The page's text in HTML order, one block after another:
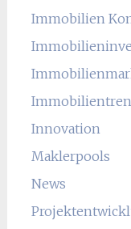
Immobilien
Innovation
Maklerpools
News